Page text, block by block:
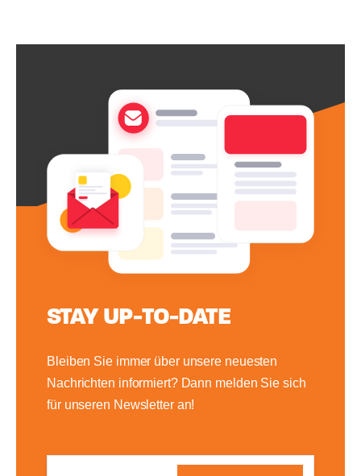
STAY UP-TO-DATE
Bleiben Sie immer über unsere neuesten
Nachrichten informiert? Dann melden Sie sich
für unseren Newsletter an!